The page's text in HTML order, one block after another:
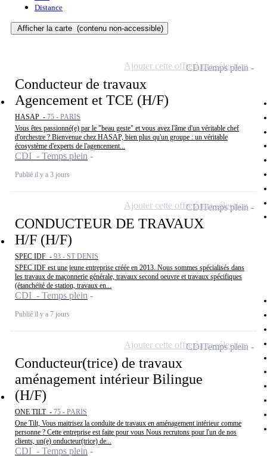
Distance
Afficher la carte (contenu non-accessible)
Conducteur de travaux
Agencement et TCE (H/F)
HASAP - 75 - PARIS
Vous êtes passionné(e) par le "beau geste" et vous avez l'âme d'un véritable chef
d'orchestre ? Bienvenue chez HASAP, bien plus qu'un groupe : un véritable
écosystème d'experts de l'agencement...
CDI - Temps plein
Publié il y a 3 jours
CDITemps plein
Ajouter cette offre à ma sélection
CONDUCTEUR DE TRAVAUX
H/F (H/F)
SPEC IDF - 93 - ST DENIS
SPEC IDF est une jeune entreprise créée en 2013. Nous sommes spécialisés dans
les travaux de maçonnerie générale, travaux second oeuvre et travaux spécifiques
(étanchéité de station, travaux en...
CDI - Temps plein
Publié il y a 7 jours
CDITemps plein
Ajouter cette offre à ma sélection
Conducteur(trice) de travaux
aménagement intérieur Bilingue
(H/F)
ONE TILT - 75 - PARIS
One Tilt, Vous maitrisez la conduite de travaux en aménagement intérieur comme
personne ? Cette entreprise est faite pour vous Nous recrutons pour l'un de nos
clients, un(e) onducteur(trice) de...
CDI - Temps plein
CDITemps plein
Ajouter cette offre à ma sélection